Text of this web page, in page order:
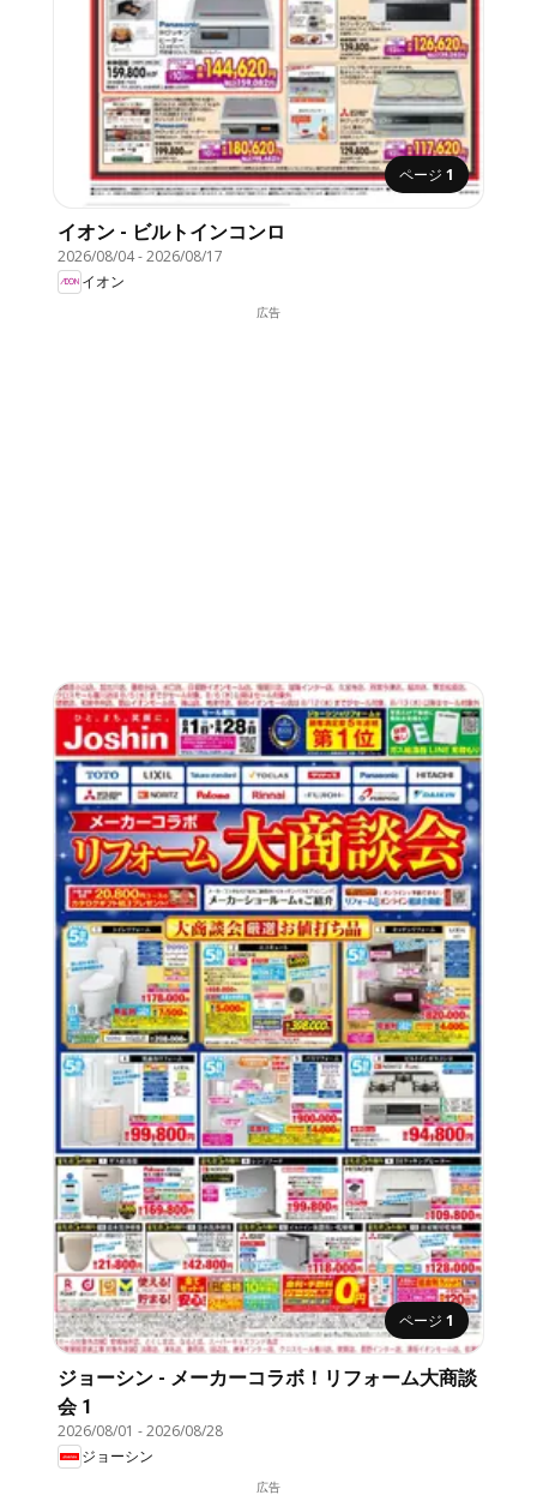
ページ 1
イオン - ビルトインコンロ
2026/08/04-2026/08/17
イオン
広告
ページ 1
ジョーシン - メーカーコラボ！リフォーム大商談
会 1
2026/08/01 -2026/08/28
ジョーシン
広告